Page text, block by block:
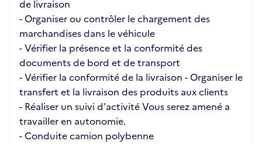
de livraison
- Organiser ou contrôler le chargement des
marchandises dans le véhicule
- Vérifier la présence et la conformité des
documents de bord et de transport
- Vérifier la conformité de la livraison - Organiser le
transfert et la livraison des produits aux clients
- Réaliser un suivi d'activité Vous serez amené a
travailler en autonomie.
- Conduite camion polybenne